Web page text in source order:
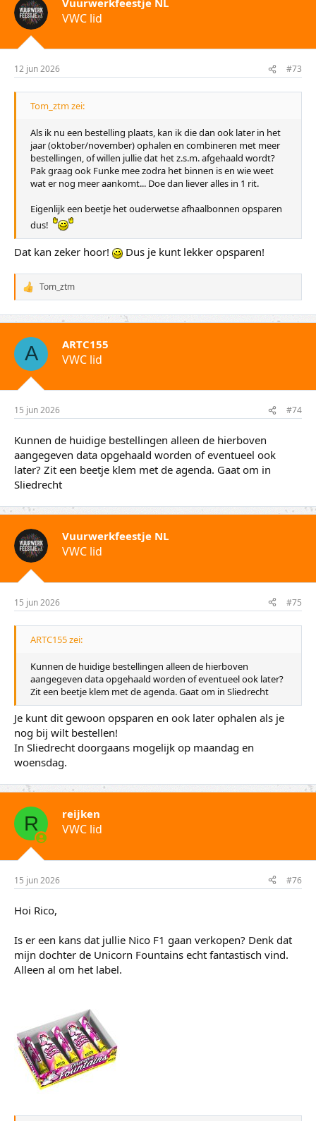
e
r
i
n
n
VWC lid
12 jun 2026 #73
Tom_ztm zei:
Als ik nu een bestelling plaats, kan ik die dan ook later in het
jaar (oktober/november) ophalen en combineren met meer
bestellingen, of willen jullie dat het z.s.m. afgehaald wordt?
Pak graag ook Funke mee zodra het binnen is en wie weet
wat er nog meer aankomt... Doe dan liever alles in 1 rit.
Eigenlijk een beetje het ouderwetse afhaalbonnen opsparen
dus!
Dat kan zeker hoor! Dus je kunt lekker opsparen!
W
a
a
r
d
r
i
n
n
Tom_ztm
A ARTC155
VWC lid
15 jun 2026 #74
Kunnen de huidige bestellingen alleen de hierboven
aangegeven data opgehaald worden of eventueel ook
later? Zit een beetje klem met de agenda. Gaat om in
Sliedrecht
Vuurwerkfeestje NL
VWC lid
15 jun 2026 #75
ARTC155 zei:
Kunnen de huidige bestellingen alleen de hierboven
aangegeven data opgehaald worden of eventueel ook later?
Zit een beetje klem met de agenda. Gaat om in Sliedrecht
Je kunt dit gewoon opsparen en ook later ophalen als je
nog bij wilt bestellen!
In Sliedrecht doorgaans mogelijk op maandag en
woensdag.
R reijken
VWC lid
15 jun 2026 #76
Hoi Rico,
Is er een kans dat jullie Nico F1 gaan verkopen? Denk dat
mijn dochter de Unicorn Fountains echt fantastisch vind.
Alleen al om het label.